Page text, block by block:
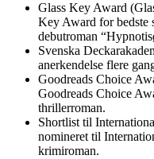
Glass Key Award
Key Award for bedste
debutroman
Svenska
anerkendelse flere
Goodreads Choice
Goodreads Choice
thrillerroman.
Shortlist til
nomineret til
krimiroman.